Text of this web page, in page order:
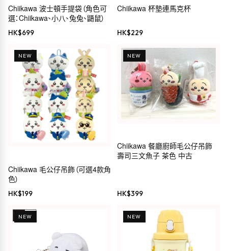
Chiikawa 波士頓手提袋（角色可
選：Chiikawa、小八、兔兔、鼯鼠）
HK$699
Chiikawa 杯墊連馬克杯
HK$229
NEW
Chiikawa 毛公仔吊飾（可選4款角
色）
HK$199
NEW
Chiikawa 餐廳廚師毛公仔吊飾
壽司三文魚子 茶色 中古
HK$399
NEW NEW